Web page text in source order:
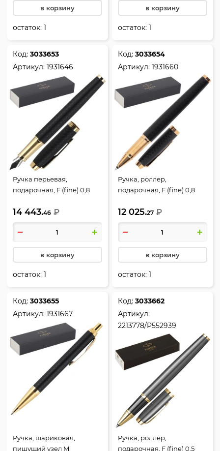
в корзину
остаток:1
в корзину
остаток:1
Код:3033653
Артикул:1931646
Ручка перьевая,
подарочная, F (fine) 0,8
F323 Dark Black GT, IM
Premium, Parker, 1931646
14 443.46 ₽
в корзину
остаток:1
Код:3033654
Артикул:1931660
Ручка, роллер,
подарочная, F (fine) 0,8
Т323 Dark Black GT, IM
Premium, Parker, 1931660
12 025.27 ₽
в корзину
остаток:1
Код:3033655
Артикул:1931667
Ручка, шариковая,
пишущий узел M
Код:3033662
Артикул:
2213778/P552939
Ручка, роллер,
подарочная, F (fine) 0,5